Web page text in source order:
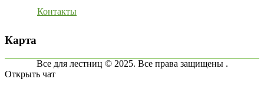
Контакты
Карта
Все для лестниц © 2025. Все права защищены .
Открыть чат